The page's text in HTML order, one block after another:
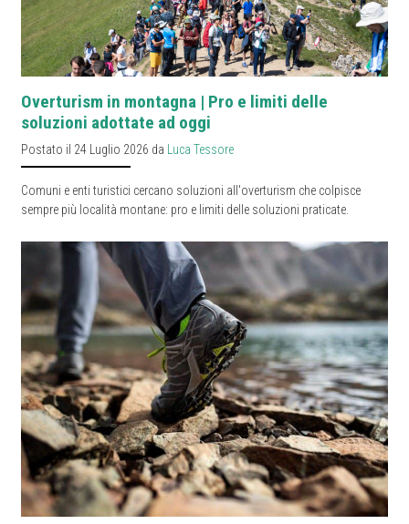
Overturism in montagna | Pro e limiti delle
soluzioni adottate ad oggi
Postato il 24 Luglio 2026 da Luca Tessore
Comuni e enti turistici cercano soluzioni all'overturism che colpisce
sempre più località montane: pro e limiti delle soluzioni praticate.